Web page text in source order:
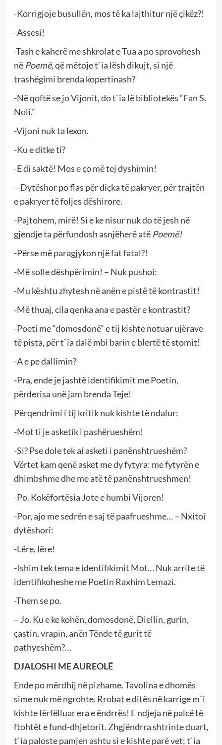
-Korrigjoje busullën, mos të ka lajthitur një çikëz?!
-Assesi!
-Tash e kaherë me shkrolat e Tua a po sprovohesh
në Poemë, që mëtoje t`ia lësh dikujt, si një
trashëgimi brenda kopertinash?
-Në qoftë se jo Vijonit, do t`ia lë bibliotekës “Fan S.
Noli.”
-Vijoni nuk ta lexon.
-Ku e ditke ti?
-E di saktë! Mos e ço më tej dyshimin!
– Dytëshor po flas për diçka të pakryer, për trajtën
e pakryer të foljes dëshirore.
-Pajtohem, mirë! Si e ke nisur nuk do të jesh në
gjendje ta përfundosh asnjëherë atë Poemë!
-Përse më paragjykon një fat fatal?!
-Më solle dëshpërimin! – Nuk pushoi:
-Mu kështu zhytesh në anën e pistë të kontrastit!
-Më thuaj, cila qenka ana e pastër e kontrastit?
-Poeti me “domosdonë” e tij kishte notuar ujërave
të pista, për t`ia dalë mbi barin e blertë të stomit!
-A e pe dallimin?
-Pra, ende je jashtë identifikimit me Poetin,
përderisa unë jam brenda Teje!
Përqendrimi i tij kritik nuk kishte të ndalur:
-Mot ti je asketik i pashërueshëm!
-Si? Pse dole tek ai asketi i panënshtrueshëm?
Vërtet kam qenë asket me dy fytyra: me fytyrën e
dhimbshme dhe me atë të panënshtrueshmen!
-Po. Kokëfortësia Jote e humbi Vijoren!
-Por, ajo me sedrën e saj të paafrueshme… – Nxitoi
dytëshori:
-Lëre, lëre!
-Ishim tek tema e identifikimit Mot… Nuk arrite të
identifikoheshe me Poetin Raxhim Lemazi.
-Them se po.
– Jo. Ku e ke kohën, domosdonë, Diellin, gurin,
çastin, vrapin, anën Tënde të gurit të
pathyeshëm?…
DJALOSHI ME AUREOLË
Ende po mërdhij në pizhame. Tavolina e dhomës
sime nuk më ngrohte. Rrobat e ditës në karrige m`i
kishte fërfëlluar era e ëndrrës! E ndjeja në palcë të
ftohtët e fund-dhjetorit. Zhgjëndrra shtrinte duart,
t`ia paloste pamjen ashtu si e kishte parë vet; t`ia